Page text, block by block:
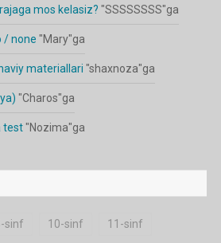
mos kelasiz? "SSSSSSSS"ga
/ none "Mary"ga
materiallari "shaxnoza"ga
"Charos"ga
test"Nozima"ga
sinf 10-sinf 11-sinf